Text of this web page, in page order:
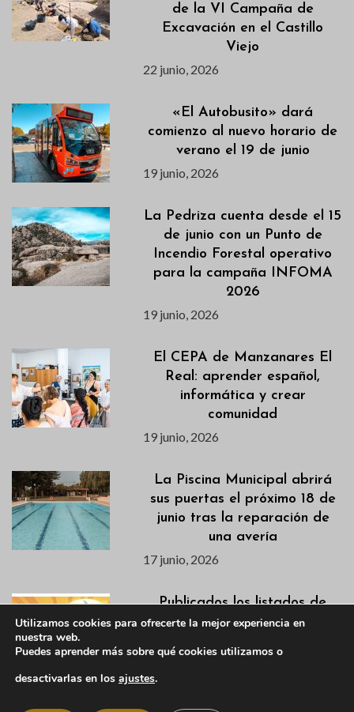
de la VI Campaña de
Excavación en el Castillo
Viejo
22 junio, 2026
«El Autobusito» dará
comienzo al nuevo horario de
verano el 19 de junio
19 junio, 2026
La Pedriza cuenta desde el 15
de junio con un Punto de
Incendio Forestal operativo
para la campaña INFOMA
2026
19 junio, 2026
El CEPA de Manzanares El
Real: aprender español,
informática y crear
comunidad
19 junio, 2026
La Piscina Municipal abrirá
sus puertas el próximo 18 de
junio tras la reparación de
una avería
17 junio, 2026
Publicados los listados de
admitidas/os para los cursos
campamentos de verano
17 junio, 2026
Utilizamos cookies para ofrecerte la mejor experiencia en
nuestra web.
Puedes aprender más sobre qué cookies utilizamos o
desactivarlas en los ajustes.